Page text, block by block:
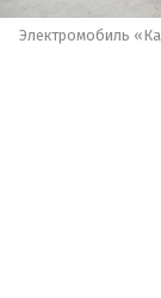
Электромобиль